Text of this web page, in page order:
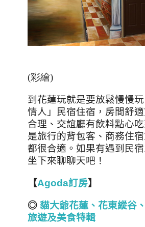
(彩繪)
到花蓮玩就是要放鬆慢慢
情人」民宿住宿，房間舒
合理、交誼廳有飲料點心
是旅行的背包客、商務住
都很合適。如果有遇到民
坐下來聊聊天吧！
【Agoda訂房】
◎ 貓大爺花蓮、花東縱谷
旅遊及美食特輯